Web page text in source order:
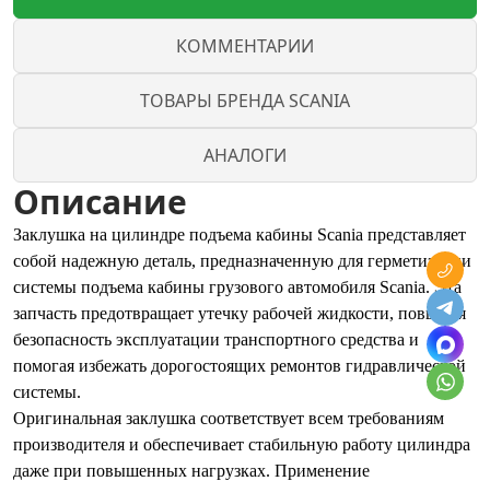
КОММЕНТАРИИ
ТОВАРЫ БРЕНДА SCANIA
АНАЛОГИ
Описание
Заклушка на цилиндре подъема кабины Scania представляет
собой надежную деталь, предназначенную для герметизации
системы подъема кабины грузового автомобиля Scania. Эта
запчасть предотвращает утечку рабочей жидкости, повышая
безопасность эксплуатации транспортного средства и
помогая избежать дорогостоящих ремонтов гидравлической
системы.
Оригинальная заклушка соответствует всем требованиям
производителя и обеспечивает стабильную работу цилиндра
даже при повышенных нагрузках. Применение